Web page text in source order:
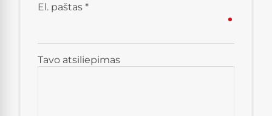
Tavo atsiliepimas
El. paštas *